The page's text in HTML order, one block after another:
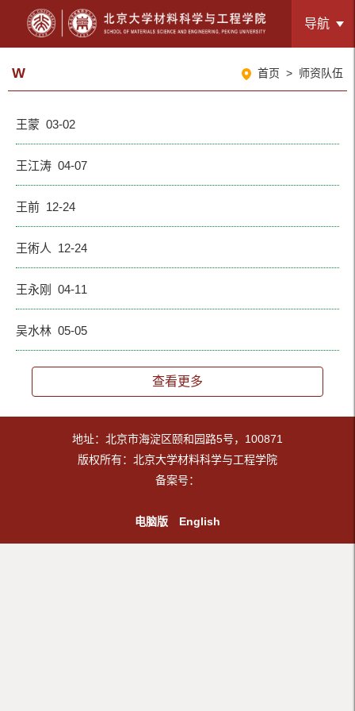
导航
W 首页 > 师资队伍
王蒙 03-02
王江涛 04-07
王前 12-24
王術人 12-24
王永刚 04-11
吴水林 05-05
查看更多
地址：北京市海淀区颐和园路5号，100871
版权所有：北京大学材料科学与工程学院
备案号：
电脑版 English